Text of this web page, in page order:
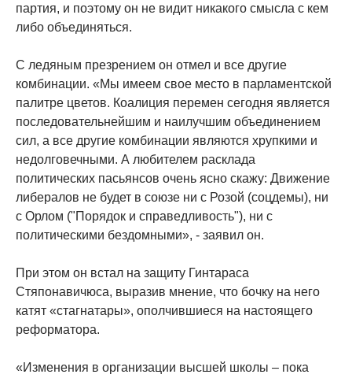
партия, и поэтому он не видит никакого смысла с кем
либо объединяться.
С ледяным презрением он отмел и все другие
комбинации. «Мы имеем свое место в парламентской
палитре цветов. Коалиция перемен сегодня является
последовательнейшим и наилучшим объединением
сил, а все другие комбинации являются хрупкими и
недолговечными. А любителем расклада
политических пасьянсов очень ясно скажу: Движение
либералов не будет в союзе ни с Розой (соцдемы), ни
с Орлом ("Порядок и справедливость"), ни с
политическими бездомными», - заявил он.
При этом он встал на защиту Гинтараса
Стяпонавичюса, выразив мнение, что бочку на него
катят «стагнатары», ополчившиеся на настоящего
реформатора.
«Изменения в организации высшей школы – пока